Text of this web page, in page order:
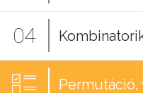
04
Permutáció,